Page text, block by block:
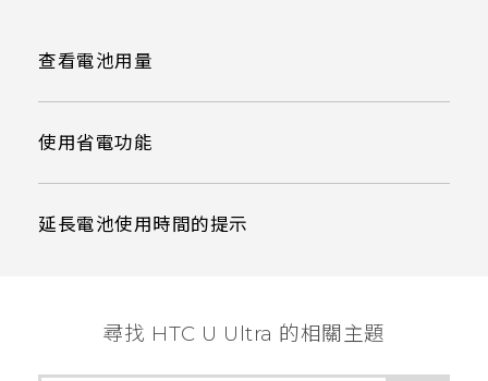
查看電池用量
使用省電功能
延長電池使用時間的提示
尋找 HTC U Ultra 的相關主題